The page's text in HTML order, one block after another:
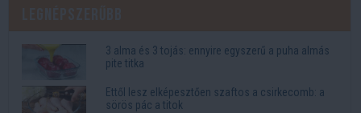
3 alma és 3 tojás: ennyire egyszerű a puha almás
pite titka
Ettől lesz elképesztően szaftos a csirkecomb: a
sörös pác a titok